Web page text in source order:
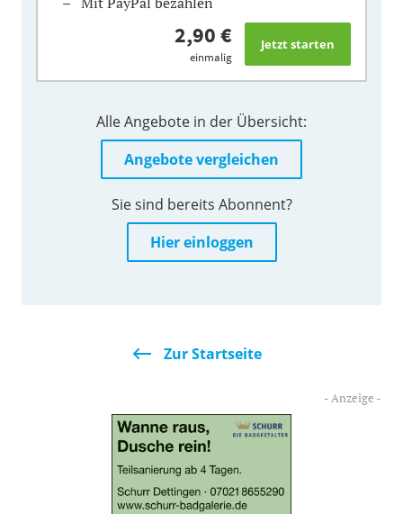
2,90 €
einmalig
Alle Angebote in der Übersicht:
Angebote vergleichen
Sie sind bereits Abonnent?
Hier einloggen
Zur Startseite